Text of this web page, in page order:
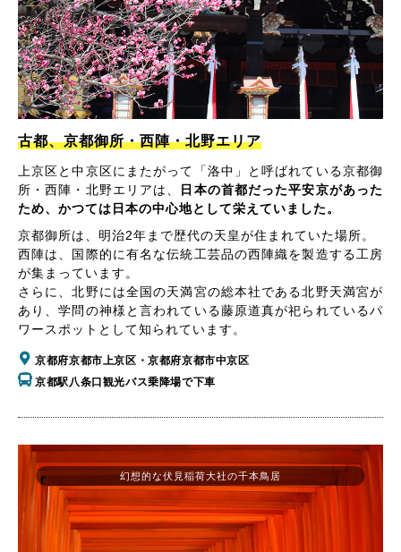
古都、京都御所・西陣・北野エリア
上京区と中京区にまたがって「洛中」と呼ばれている京都御
所・西陣・北野エリアは、
日本の首都だった平安京があった
ため、かつては日本の中心地として栄えていました。
京都御所は、明治2年まで歴代の天皇が住まれていた場所。
西陣は、国際的に有名な伝統工芸品の西陣織を製造する工房
が集まっています。
さらに、北野には全国の天満宮の総本社である北野天満宮が
あり、学問の神様と言われている藤原道真が祀られているパ
ワースポットとして知られています。
京都府京都市上京区・京都府京都市中京区
京都駅八条口観光バス乗降場で下車
幻想的な伏見稲荷大社の千本鳥居